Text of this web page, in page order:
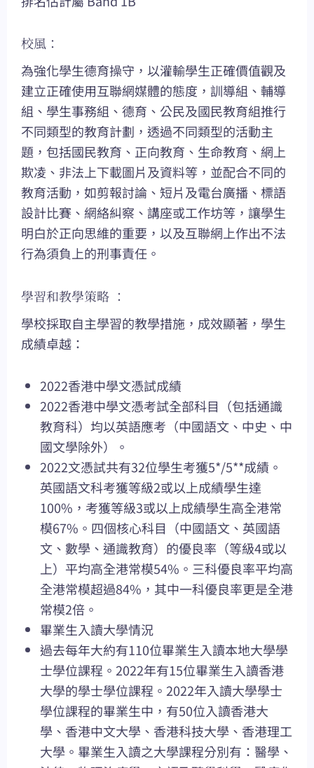
校風：
為強化學生德育操守，以灌輸學生正確價值觀及
建立正確使用互聯網媒體的態度，訓導組、輔導
組、學生事務組、德育、公民及國民教育組推行
不同類型的教育計劃，透過不同類型的活動主
題，包括國民教育、正向教育、生命教育、網上
欺凌、非法上下載圖片及資料等，並配合不同的
教育活動，如剪報討論、短片及電台廣播、標語
設計比賽、網絡糾察、講座或工作坊等，讓學生
明白於正向思維的重要，以及互聯網上作出不法
行為須負上的刑事責任。
學習和教學策略 ：
學校採取自主學習的教學措施，成效顯著，學生
成績卓越：
2022香港中學文憑試成績
2022香港中學文憑考試全部科目（包括通識
教育科）均以英語應考（中國語文、中史、中
國文學除外）。
2022文憑試共有32位學生考獲5*/5**成績。
英國語文科考獲等級2或以上成績學生達
100%，考獲等級3或以上成績學生高全港常
模67%。四個核心科目（中國語文、英國語
文、數學、通識教育）的優良率（等級4或以
上）平均高全港常模54%。三科優良率平均高
全港常模超過84%，其中一科優良率更是全港
常模2倍。
畢業生入讀大學情況
過去每年大約有110位畢業生入讀本地大學學
士學位課程。2022年有15位畢業生入讀香港
大學的學士學位課程。2022年入讀大學學士
學位課程的畢業生中，有50位入讀香港大
學、香港中文大學、香港科技大學、香港理工
大學。畢業生入讀之大學課程分別有：醫學、